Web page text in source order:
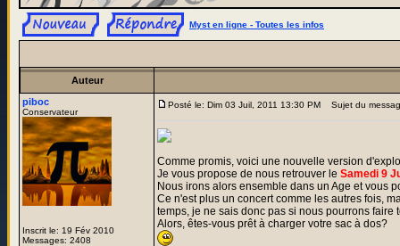
Myst en ligne - Toutes les infos
Auteur
piboc
Conservateur
Inscrit le: 19 Fév 2010
Messages: 2408
Posté le: Dim 03 Juil, 2011 13:30 PM Sujet du
Comme promis, voici une nouvelle version
Je vous propose de nous retrouver le Samedi 9
Nous irons alors ensemble dans un Age et vous
Ce n'est plus un concert comme les autres fois,
temps, je ne sais donc pas si nous pourrons
Alors, êtes-vous prêt à charger votre sac à dos?